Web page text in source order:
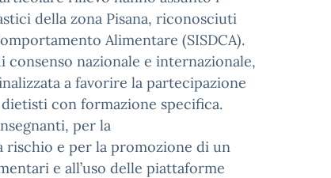
della zona Pisana, riconosciuti
Alimentare (SISDCA).
nazionale e internazionale,
a favorire la partecipazione
con formazione specifica.
per la
rischio e per la promozione di un
e all’uso delle piattaforme